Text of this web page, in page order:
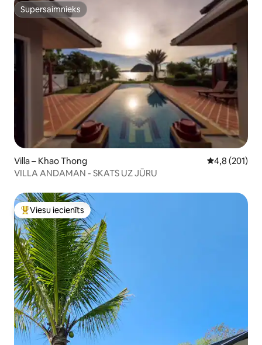
Supersaimnieks
Supersaimnieks
Villa – Khao Thong Vidējais
4,8 (201)
VILLA ANDAMAN - SKATS UZ JŪRU
Populārs viesu iecienīts mājoklis
Viesu iecienīts